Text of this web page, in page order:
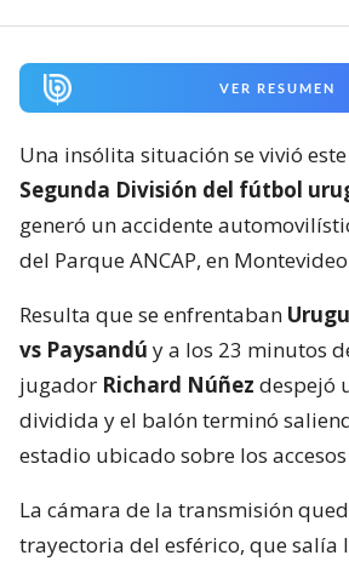
VER RESUMEN
Una insólita situación se vivió
Segunda División del fútbol
generó un accidente
del Parque ANCAP, en
Resulta que se enfrentaban
vs Paysandú y a los 23 minutos
jugador Richard Núñez despejó
dividida y el balón terminó
estadio ubicado sobre los
La cámara de la transmisión
trayectoria del esférico, que salía